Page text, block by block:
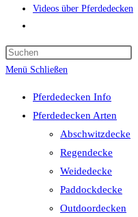
Videos über Pferdedecken
umschalten
Menü Schließen
Pferdedecken Info
Pferdedecken Arten
Abschwitzdecke
Regendecke
Weidedecke
Paddockdecke
Outdoordecken